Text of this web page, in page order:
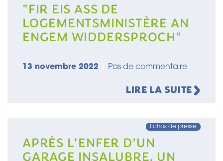
"FIR EIS ASS DE
LOGEMENTSMINISTÈRE AN
ENGEM WIDDERSPROCH"
13 novembre 2022 Pas de commentaire
LIRE LA SUITE
Echos de presse
APRÈS L’ENFER D’UN
GARAGE INSALUBRE, UN